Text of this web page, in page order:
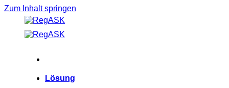
Zum Inhalt springen
Lösung